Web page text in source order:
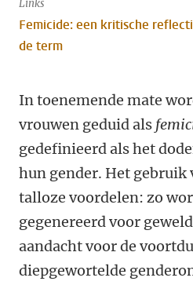
Links
Femicide: een kritische
de term
In toenemende mate
vrouwen geduid als
gedefinieerd als het
hun gender. Het gebruik
talloze voordelen: zo
gegenereerd voor
aandacht voor de
diepgewortelde